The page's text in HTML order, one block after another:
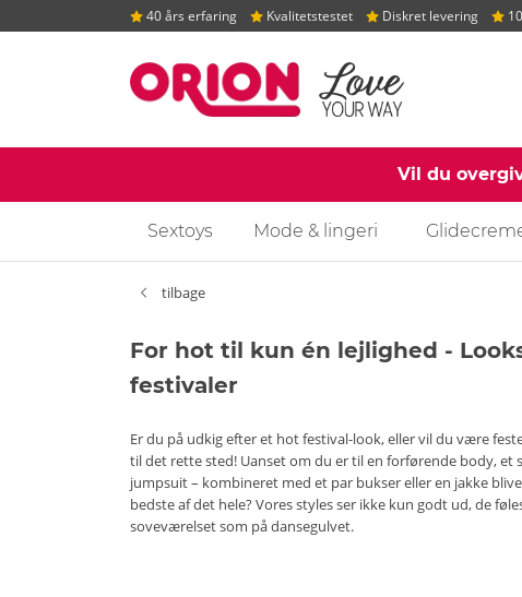
40 års erfaring Kvalitetstestet Diskret levering
Vil du
Sextoys Mode & lingeri
tilbage
For hot til kun én lejlighed -
festivaler
Er du på udkig efter et hot festival-look, eller vil du være
til det rette sted! Uanset om du er til en forførende body,
jumpsuit – kombineret med et par bukser eller en jakke
bedste af det hele? Vores styles ser ikke kun godt ud, de
soveværelset som på dansegulvet.